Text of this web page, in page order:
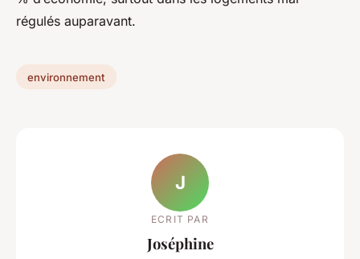
régulés auparavant.
environnement
J
ECRIT PAR
Joséphine